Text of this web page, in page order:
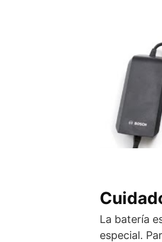
La batería
especial.